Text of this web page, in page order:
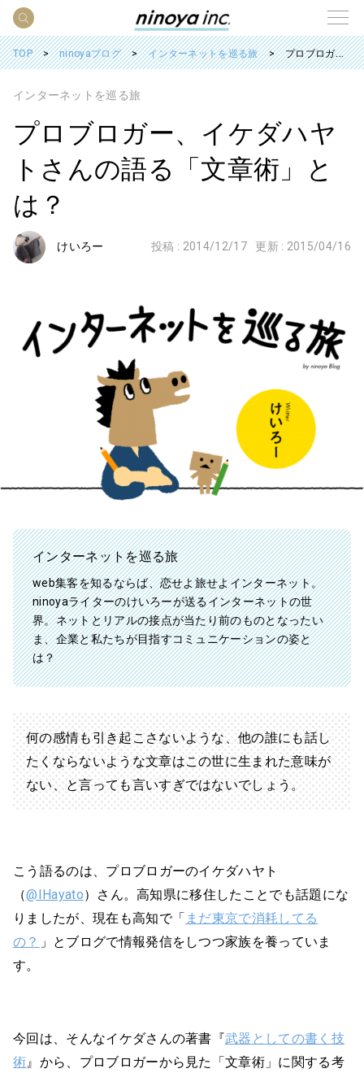
TOP ninoyaブログ インターネットを巡る旅 プロブロガー、イケダハヤトさんの語る「文章術」とは？
インターネットを巡る旅
プロブロガー、イケダハヤ
トさんの語る「文章術」と
は？
けいろー 投稿 : 2014/12/17 更新 : 2015/04/16
インターネットを巡る旅
web集客を知るならば、恋せよ旅せよインターネット。
ninoyaライターのけいろーが送るインターネットの世
界。ネットとリアルの接点が当たり前のものとなったい
ま、企業と私たちが目指すコミュニケーションの姿と
は？
何の感情も引き起こさないような、他の誰にも話し
たくならないような文章はこの世に生まれた意味が
ない、と言っても言いすぎではないでしょう。
こう語るのは、プロブロガーのイケダハヤト
（@IHayato）さん。高知県に移住したことでも話題にな
りましたが、現在も高知で「 まだ東京で消耗してる
の？ 」とブログで情報発信をしつつ家族を養っていま
す。
今回は、そんなイケダさんの著書『武器としての書く技
術 』から、プロブロガーから見た「文章術」に関する考